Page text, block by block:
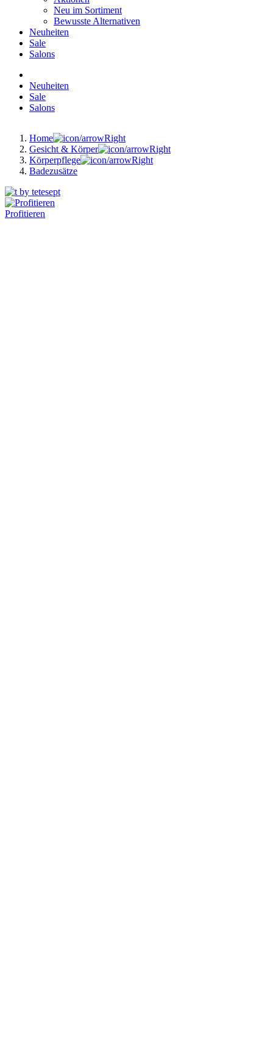
Neu im Sortiment
Bewusste Alternativen
Neuheiten
Sale
Salons
Neuheiten
Sale
Salons
Home
Gesicht & Körper
Körperpflege
Badezusätze
Profitieren